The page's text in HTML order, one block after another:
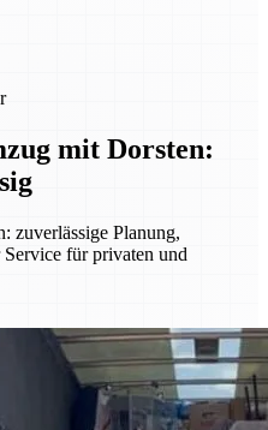
mit Dorsten:
zuverlässige Planung,
für privaten und